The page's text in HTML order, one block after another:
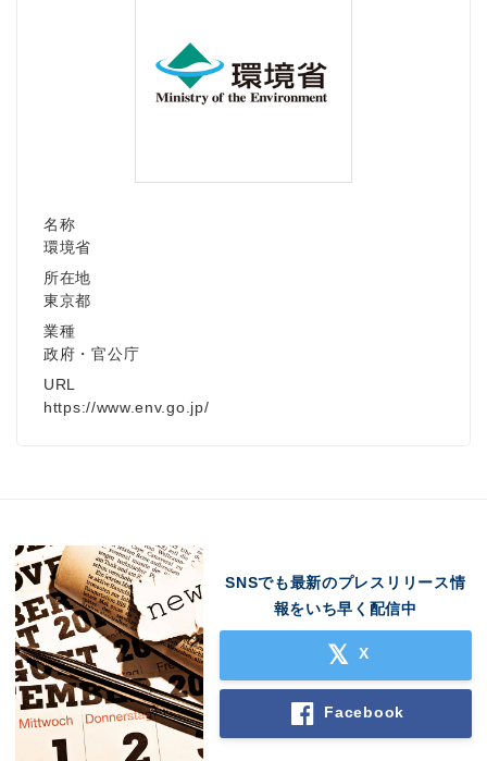
名称
環境省
所在地
東京都
業種
政府・官公庁
URL
https://www.env.go.jp/
SNSでも最新のプレスリリース情
報をいち早く配信中
X
Facebook